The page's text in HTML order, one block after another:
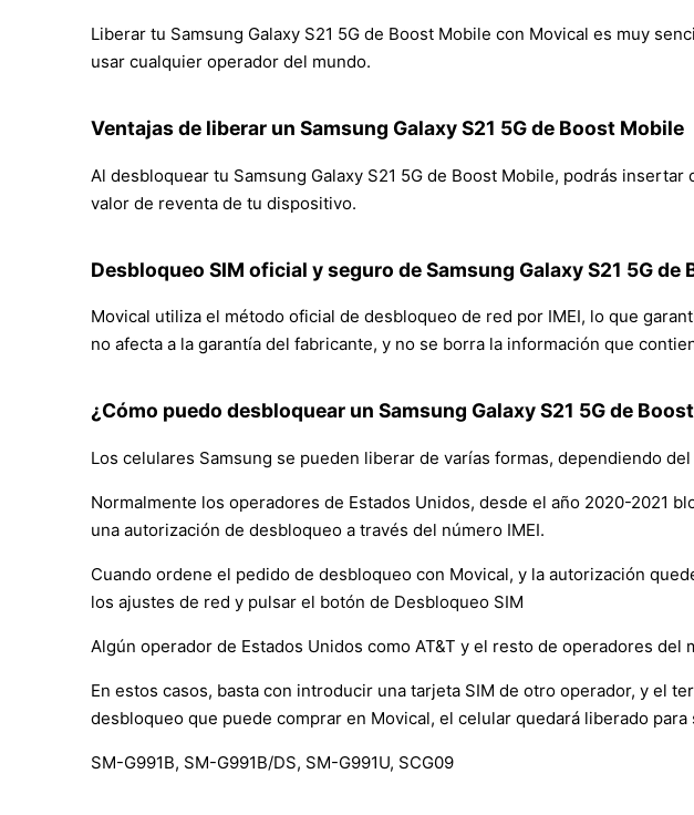
Liberar tu Samsung Galaxy S21 5G de Boost Mobile con Movical es muy
usar cualquier operador del mundo.
Ventajas de liberar un Samsung Galaxy S21 5G de Boost Mobile
Al desbloquear tu Samsung Galaxy S21 5G de Boost Mobile, podrás
valor de reventa de tu dispositivo.
Desbloqueo SIM oficial y seguro de Samsung Galaxy S21 5G
Movical utiliza el método oficial de desbloqueo de red por IMEI, lo que
no afecta a la garantía del fabricante, y no se borra la información que
¿Cómo puedo desbloquear un Samsung Galaxy S21 5G de
Los celulares Samsung se pueden liberar de varías formas, dependiendo
Normalmente los operadores de Estados Unidos, desde el año 2020-2021
una autorización de desbloqueo a través del número IMEI.
Cuando ordene el pedido de desbloqueo con Movical, y la autorización
los ajustes de red y pulsar el botón de Desbloqueo SIM
Algún operador de Estados Unidos como AT&T y el resto de operadores
En estos casos, basta con introducir una tarjeta SIM de otro operador, y el
desbloqueo que puede comprar en Movical, el celular quedará liberado para
SM-G991B, SM-G991B/DS, SM-G991U, SCG09